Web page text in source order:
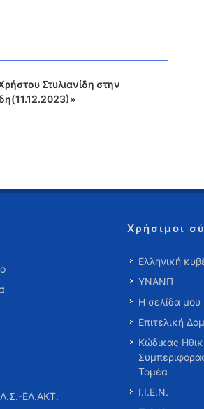
Στυλιανίδη στην
Λ.Σ.-ΕΛ.ΑΚΤ.
Χρήσιμοι
Ελληνική
ΥΝΑΝΠ
Η σελίδα μου
Επιτελική
Κώδικας
Τομέα
Ι.Ι.Ε.Ν.